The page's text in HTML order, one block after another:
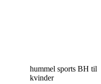
hummel sports BH til
kvinder